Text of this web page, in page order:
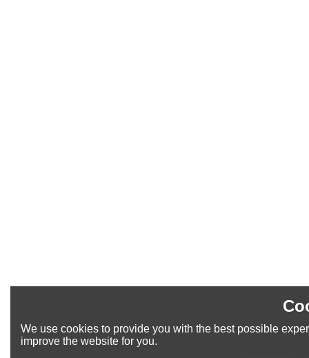
We use cookies to provide you with the best possible
improve the website for you.